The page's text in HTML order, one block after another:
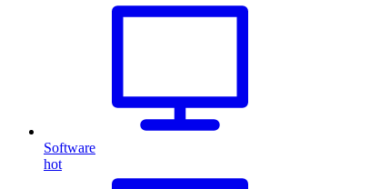
Software
hot